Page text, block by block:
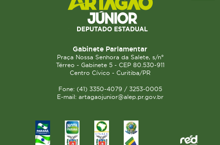
Gabinete Parlamentar
Praça Nossa Senhora da Salete, s/n°
Térreo - Gabinete 5 - CEP 80.530-911
Centro Cívico - Curitiba/PR
Fone: (41) 3350-4079 / 3253-0005
E-mail: artagaojunior@alep.pr.gov.br